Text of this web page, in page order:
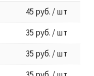
45 руб. / шт
35 руб. / шт
35 руб. / шт